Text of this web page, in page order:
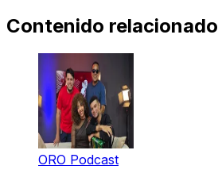
Contenido relacionado
ORO Podcast